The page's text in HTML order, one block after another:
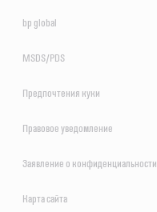
bp global
MSDS/PDS
Предпочтения куки
Правовое уведомление
Заявление о конфиденциальности
Карта сайта